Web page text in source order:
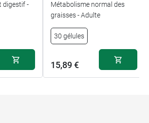
digestif -
Métabolisme normal des
graisses - Adulte
30 gélules
15,89 €